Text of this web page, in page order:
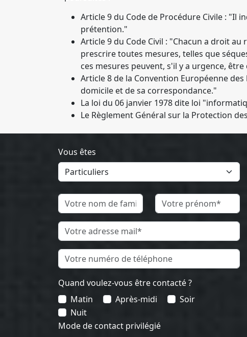
Article 9 du Code de Procédure Civile : "Il
prétention."
Article 9 du Code Civil : "Chacun a droit
prescrire toutes mesures, telles que
ces mesures peuvent, s'il y a urgence,
Article 8 de la Convention Européenne
domicile et de sa correspondance."
La loi du 06 janvier 1978 dite loi
Le Règlement Général sur la Protection
Vous êtes
Quand voulez-vous être contacté ?
Matin
Après-midi
Soir
Nuit
Mode de contact privilégié